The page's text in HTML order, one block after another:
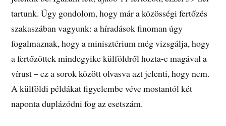
tartunk. Úgy gondolom, hogy már a közösségi fertőzés
szakaszában vagyunk: a híradások finoman úgy
fogalmaznak, hogy a minisztérium még vizsgálja, hogy
a fertőzöttek mindegyike külföldről hozta-e magával a
vírust – ez a sorok között olvasva azt jelenti, hogy nem.
A külföldi példákat figyelembe véve mostantól két
naponta duplázódni fog az esetszám.